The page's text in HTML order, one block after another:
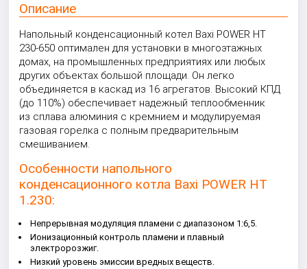
Описание
Напольный конденсационный котел Baxi POWER HT
230-650 оптимален для установки в многоэтажных
домах, на промышленных предприятиях или любых
других объектах большой площади. Он легко
объединяется в каскад из 16 агрегатов. Высокий КПД
(до 110%) обеспечивает надежный теплообменник
из сплава алюминия с кремнием и модулируемая
газовая горелка с полным предварительным
смешиванием.
Особенности напольного
конденсационного котла Baxi POWER HT
1.230:
Непрерывная модуляция пламени с диапазоном 1:6,5.
Ионизационный контроль пламени и плавный
электророзжиг.
Низкий уровень эмиссии вредных веществ.